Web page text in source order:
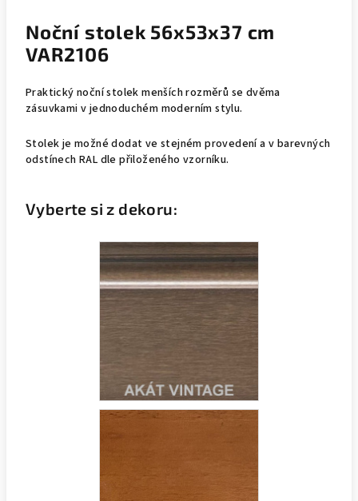
Noční stolek 56x53x37 cm
VAR2106
Praktický noční stolek menších rozměrů se dvěma
zásuvkami v jednoduchém moderním stylu.
Stolek je možné dodat ve stejném provedení a v barevných
odstínech RAL dle přiloženého vzorníku.
Vyberte si z dekoru: